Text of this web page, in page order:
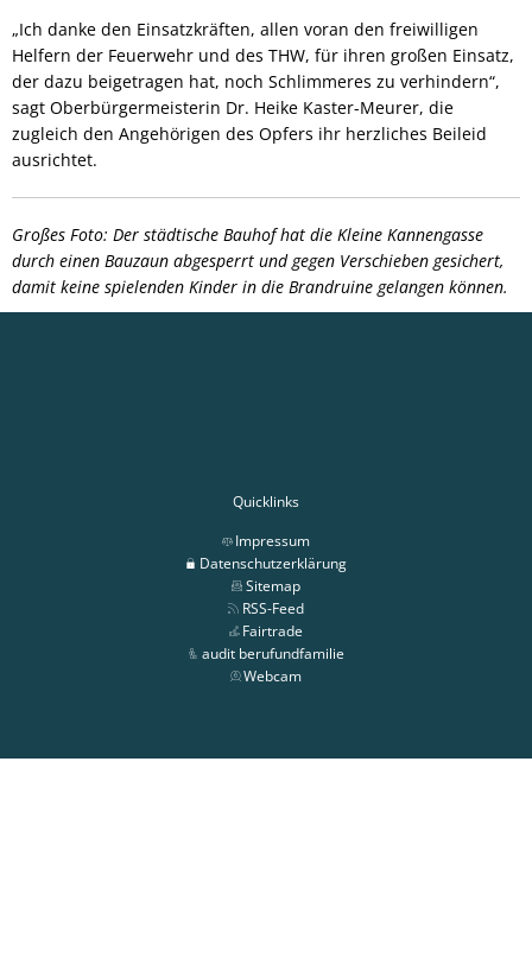
„Ich danke den Einsatzkräften, allen voran den freiwilligen
Helfern der Feuerwehr und des THW, für ihren großen Einsatz,
der dazu beigetragen hat, noch Schlimmeres zu verhindern“,
sagt Oberbürgermeisterin Dr. Heike Kaster-Meurer, die
zugleich den Angehörigen des Opfers ihr herzliches Beileid
ausrichtet.
Großes Foto: Der städtische Bauhof hat die Kleine Kannengasse
durch einen Bauzaun abgesperrt und gegen Verschieben gesichert,
damit keine spielenden Kinder in die Brandruine gelangen können.
Quicklinks
Impressum
Datenschutzerklärung
Sitemap
RSS-Feed
Fairtrade
audit berufundfamilie
Webcam